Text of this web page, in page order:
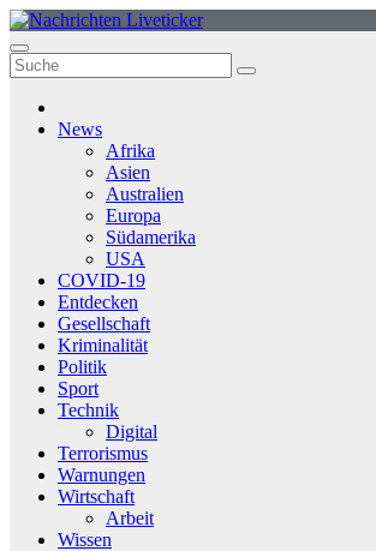
Zum
Inhalt
springen
News
Afrika
Asien
Australien
Europa
Südamerika
USA
COVID-19
Entdecken
Gesellschaft
Kriminalität
Politik
Sport
Technik
Digital
Terrorismus
Warnungen
Wirtschaft
Arbeit
Wissen